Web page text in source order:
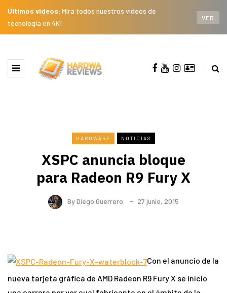
Últimos videos: Mira todos nuestros videos de
tecnología en 4K!
VER
HARDWARE NOTICIAS
XSPC anuncia bloque
para Radeon R9 Fury X
ByDiego Guerrero 27 junio, 2015
Con el anuncio de la
nueva tarjeta gráfica de AMD Radeon R9 Fury X se inicio